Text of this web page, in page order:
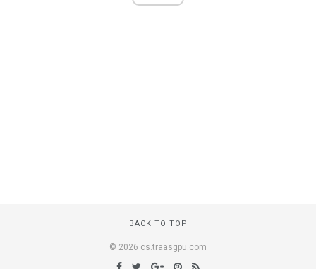
BACK TO TOP
© 2026 cs.traasgpu.com